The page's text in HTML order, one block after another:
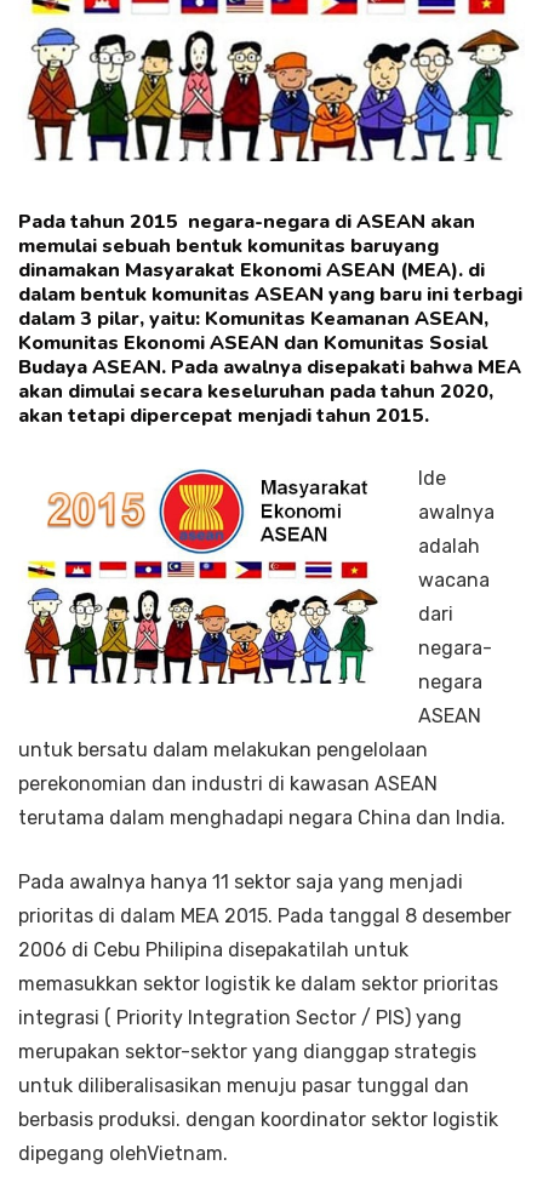
Pada tahun 2015 negara-negara di ASEAN akan
memulai sebuah bentuk komunitas baruyang
dinamakan Masyarakat Ekonomi ASEAN (MEA). di
dalam bentuk komunitas ASEAN yang baru ini terbagi
dalam 3 pilar, yaitu: Komunitas Keamanan ASEAN,
Komunitas Ekonomi ASEAN dan Komunitas Sosial
Budaya ASEAN. Pada awalnya disepakati bahwa MEA
akan dimulai secara keseluruhan pada tahun 2020,
akan tetapi dipercepat menjadi tahun 2015.
Ide
awalnya
adalah
wacana
dari
negara-
negara
ASEAN
untuk bersatu dalam melakukan pengelolaan
perekonomian dan industri di kawasan ASEAN
terutama dalam menghadapi negara China dan India.
Pada awalnya hanya 11 sektor saja yang menjadi
prioritas di dalam MEA 2015. Pada tanggal 8 desember
2006 di Cebu Philipina disepakatilah untuk
memasukkan sektor logistik ke dalam sektor prioritas
integrasi ( Priority Integration Sector / PIS) yang
merupakan sektor-sektor yang dianggap strategis
untuk diliberalisasikan menuju pasar tunggal dan
berbasis produksi. dengan koordinator sektor logistik
dipegang olehVietnam.